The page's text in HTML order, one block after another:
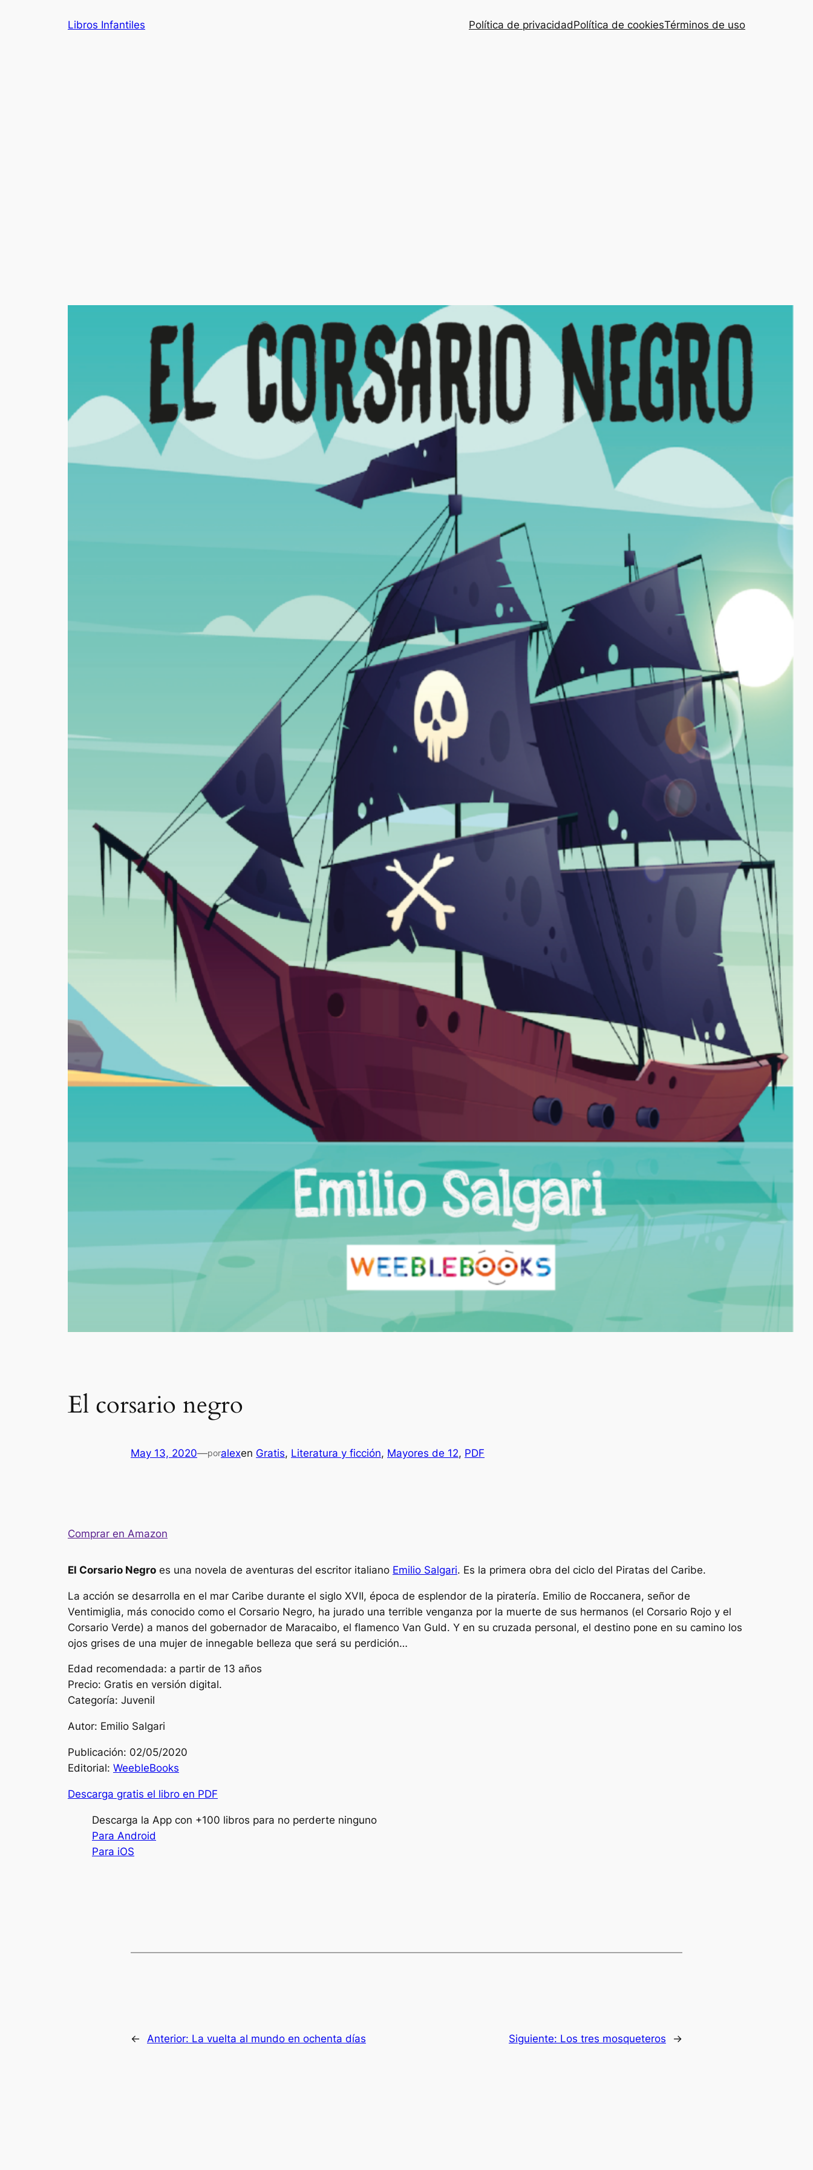
Libros Infantiles Política de privacidadPolítica de cookiesTérminos de uso
El corsario negro
May 13, 2020—poralexen Gratis, Literatura y ficción, Mayores de 12, PDF
Comprar en Amazon
El Corsario Negro es una novela de aventuras del escritor italiano Emilio Salgari. Es la primera obra del ciclo del Piratas del Caribe.
La acción se desarrolla en el mar Caribe durante el siglo XVII, época de esplendor de la piratería. Emilio de Roccanera, señor de
Ventimiglia, más conocido como el Corsario Negro, ha jurado una terrible venganza por la muerte de sus hermanos (el Corsario Rojo y el
Corsario Verde) a manos del gobernador de Maracaibo, el flamenco Van Guld. Y en su cruzada personal, el destino pone en su camino los
ojos grises de una mujer de innegable belleza que será su perdición…
Edad recomendada: a partir de 13 años
Precio: Gratis en versión digital.
Categoría: Juvenil
Autor: Emilio Salgari
Publicación: 02/05/2020
Editorial: WeebleBooks
Descarga gratis el libro en PDF
Descarga la App con +100 libros para no perderte ninguno
Para Android
Para iOS
← Anterior: La vuelta al mundo en ochenta días Siguiente: Los tres mosqueteros →